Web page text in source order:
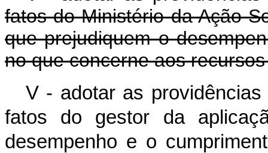
fatos do Ministério da Ação
que prejudiquem o
no que concerne aos
V - adotar as
fatos do gestor da
desempenho e o